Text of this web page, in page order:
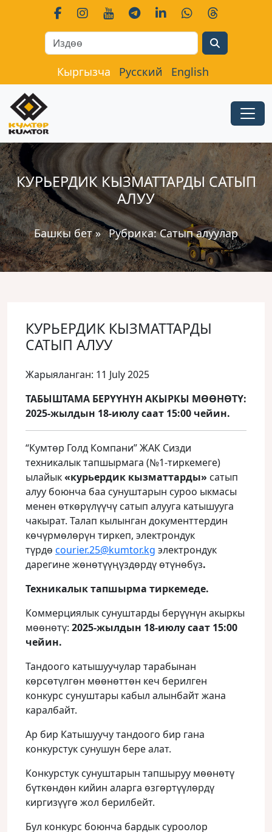
Кыргызча Русский English
КУРЬЕРДИК КЫЗМАТТАРДЫ САТЫП
АЛУУ
Башкы бет» Рубрика:Сатып алуулар
КУРЬЕРДИК КЫЗМАТТАРДЫ
САТЫП АЛУУ
Жарыяланган: 11 July 2025
ТАБЫШТАМА БЕРҮҮНҮН АКЫРКЫ МӨӨНӨТҮ:
2025-жылдын 18-июлу саат 15:00 чейин.
“Кумтөр Голд Компани” ЖАК Сизди
техникалык тапшырмага (№1-тиркемеге)
ылайык«курьердик кызматтарды» сатып
алуу боюнча баа сунуштарын суроо ыкмасы
менен өткөрүлүүчү сатып алууга катышууга
чакырат. Талап кылынган документтердин
көчүрмөлөрүн тиркеп, электрондук
түрдө courier.25@kumtor.kg электрондук
дарегине жөнөтүүңүздөрдү өтүнөбүз.
Техникалык тапшырма тиркемеде.
Коммерциялык сунуштарды берүүнүн акыркы
мөөнөтү: 2025-жылдын 18-июлу саат 15:00
чейин.
Тандоого катышуучулар тарабынан
көрсөтүлгөн мөөнөттөн кеч берилген
конкурс сунуштары кабыл алынбайт жана
каралбайт.
Ар бир Катышуучу тандоого бир гана
конкурстук сунушун бере алат.
Конкурстук сунуштарын тапшыруу мөөнөтү
бүткөндөн кийин аларга өзгөртүүлөрдү
киргизүүгө жол берилбейт.
Бул конкурс боюнча бардык суроолор